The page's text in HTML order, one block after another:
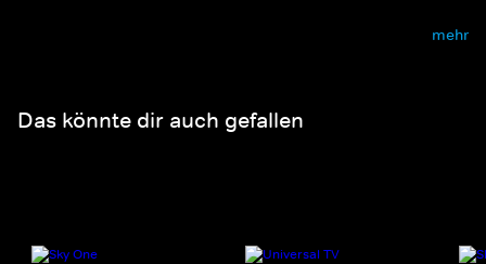
mehr
Das könnte dir auch gefallen